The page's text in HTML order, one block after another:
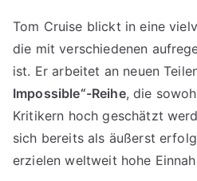
Tom Cruise blickt in eine
die mit verschiedenen
ist. Er arbeitet an neuen
Impossible“-Reihe, die
Kritikern hoch geschätzt
sich bereits als äußerst
erzielen weltweit hohe